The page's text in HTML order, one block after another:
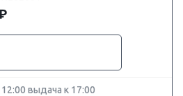
выдача к 17:00